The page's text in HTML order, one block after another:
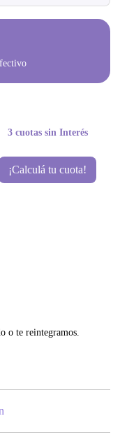
3 cuotas sin Interés
¡Calculá tu cuota!
o te reintegramos.